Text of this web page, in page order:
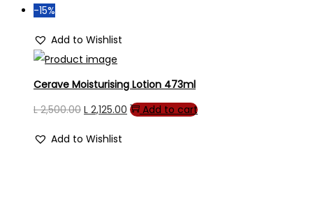
-15%
Add to Wishlist
Cerave Moisturising Lotion 473ml
L2,500.00 Original
L 2,125.00 Current
Add to cart
Add to Wishlist